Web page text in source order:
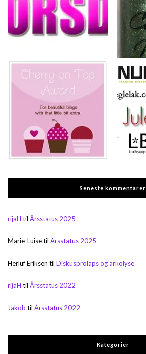
Seneste kommentarer
rijaH til Årsstatus 2025
Marie-Luisetil Årsstatus 2025
Herluf Eriksen til Diskusprolaps og arkolyse
rijaH til Årsstatus 2022
Jakob til Årsstatus 2022
Kategorier